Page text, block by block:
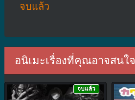
จบแล้ว
อนิเมะเรื่องที่คุณอาจสนใจ
จบแล้ว